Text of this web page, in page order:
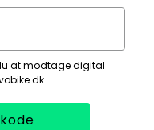
at modtage digital